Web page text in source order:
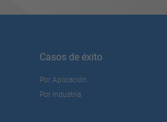
Casos de éxito
Por Aplicación
Por Industria